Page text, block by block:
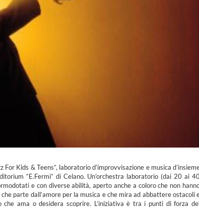
For Kids & Teens”, laboratorio d’improvvisazione e musica
“E.Fermi” di Celano. Un’orchestra laboratorio (dai 20 ai
e con diverse abilità, aperto anche a coloro che non
parte dall’amore per la musica e che mira ad abbattere ostacoli
ama o desidera scoprire. L’iniziativa è tra i punti di forza